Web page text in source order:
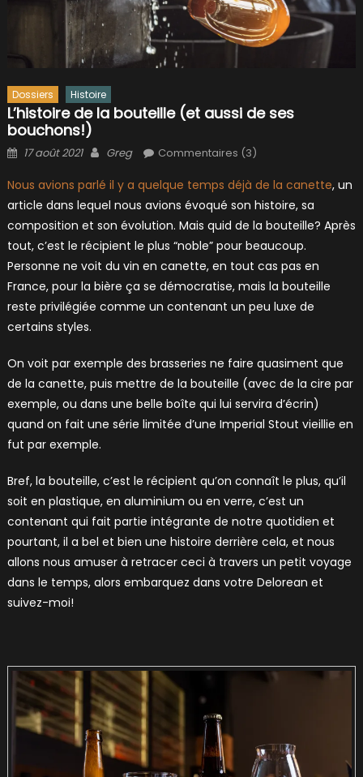
Dossiers Histoire
L’histoire de la bouteille (et aussi de ses
bouchons!)
Posted
17 août 2021 Author
Greg Commentaires (3)
Nous avions parlé il y a quelque temps déjà de la canette, un
article dans lequel nous avions évoqué son histoire, sa
composition et son évolution. Mais quid de la bouteille? Après
tout, c’est le récipient le plus “noble” pour beaucoup.
Personne ne voit du vin en canette, en tout cas pas en
France, pour la bière ça se démocratise, mais la bouteille
reste privilégiée comme un contenant un peu luxe de
certains styles.
On voit par exemple des brasseries ne faire quasiment que
de la canette, puis mettre de la bouteille (avec de la cire par
exemple, ou dans une belle boîte qui lui servira d’écrin)
quand on fait une série limitée d’une Imperial Stout vieillie en
fut par exemple.
Bref, la bouteille, c’est le récipient qu’on connaît le plus, qu’il
soit en plastique, en aluminium ou en verre, c’est un
contenant qui fait partie intégrante de notre quotidien et
pourtant, il a bel et bien une histoire derrière cela, et nous
allons nous amuser à retracer ceci à travers un petit voyage
dans le temps, alors embarquez dans votre Delorean et
suivez-moi!